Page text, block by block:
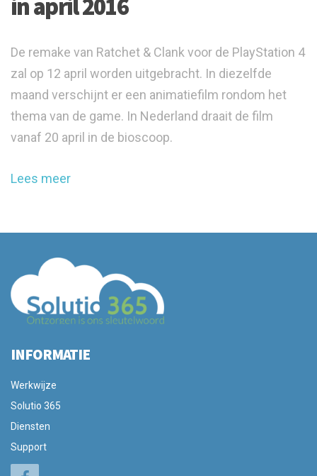
in april 2016
De remake van Ratchet & Clank voor de PlayStation 4
zal op 12 april worden uitgebracht. In diezelfde
maand verschijnt er een animatiefilm rondom het
thema van de game. In Nederland draait de film
vanaf 20 april in de bioscoop.
Lees meer
INFORMATIE
Werkwijze
Solutio 365
Diensten
Support